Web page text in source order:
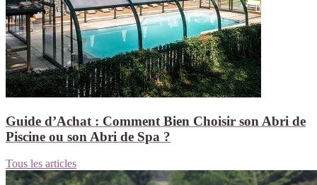
Guide d’Achat : Comment Bien Choisir son Abri de
Piscine ou son Abri de Spa ?
Tous les articles